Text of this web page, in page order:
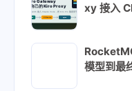
xy 接入
模型到最